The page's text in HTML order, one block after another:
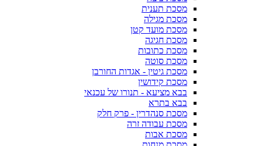
מסכת תענית
מסכת מגילה
מסכת מועד קטן
מסכת חגיגה
מסכת כתובות
מסכת סוטה
מסכת גיטין - אגדות החורבן
מסכת קידושין
בבא מציעא - תנורו של עכנאי
בבא בתרא
מסכת סנהדרין - פרק חלק
מסכת עבודה זרה
מסכת אבות